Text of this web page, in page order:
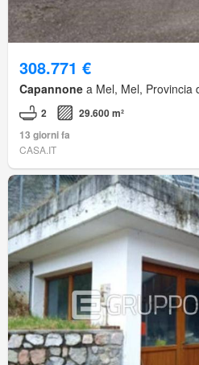
308.771 €
Capannone a Mel, Mel, Provincia
2
29.600 m²
13 giorni fa
CASA.IT